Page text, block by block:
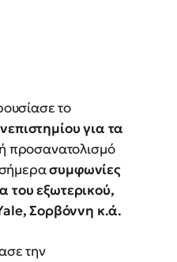
το
για τα
προσανατολισμό
σήμερασυμφωνίες
του εξωτερικού,
Σορβόννη κ.ά.
την